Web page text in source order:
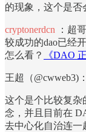
的现象，这个是否
cryptonerdcn ：超
较成功的dao已经
怎么看？
《DAO
王超（@cwweb3)
这个是个比较复杂
念，并且目前在
去中心化自治连一